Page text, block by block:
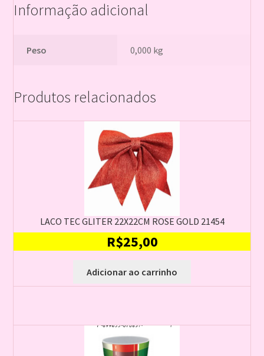
Informação adicional
Peso 0,000 kg
Produtos relacionados
LACO TEC GLITER 22X22CM ROSE GOLD 21454
R$25,00
Adicionar ao carrinho